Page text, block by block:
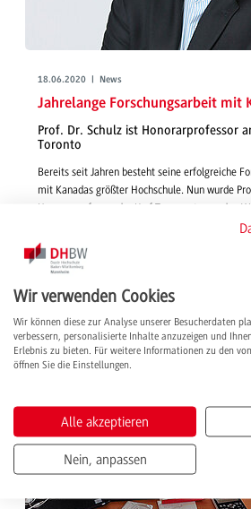
18.06.2020 | News
Jahrelange Forschungsarbeit mit
Prof. Dr. Schulz ist Honorarprofessor
Toronto
Bereits seit Jahren besteht seine erfolgreiche
mit Kanadas größter Hochschule. Nun wurde
Honorarprofessor der U of T ernannt, was den
weiterlesen
Wir verwenden Cookies
Wir können diese zur Analyse unserer Besucherdaten
verbessern, personalisierte Inhalte anzuzeigen und
Erlebnis zu bieten. Für weitere Informationen zu den
öffnen Sie die Einstellungen.
Alle akzeptieren
Nein, anpassen